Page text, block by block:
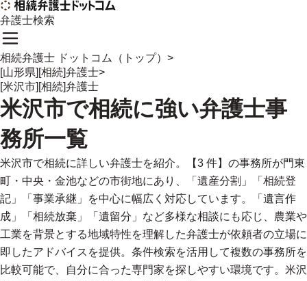
弁護士検索
相続弁護士 ドットコム（トップ） >
[山形県][相続]弁護士>
[米沢市][相続]弁護士
米沢市で相続に強い弁護士事
務所一覧
米沢市で相続に詳しい弁護士を紹介。【3 件】の事務所が門東
町・中央・金池などの市街地にあり、「遺産分割」「相続登
記」「事業承継」を中心に幅広く対応しています。「遺言作
成」「相続放棄」「遺留分」など多様な相談にも応じ、農業や
工業を背景とする地域特性を理解した弁護士が依頼者の立場に
即したアドバイスを提供。条件検索を活用して複数の事務所を
比較可能で、自分に合った専門家を探しやすい環境です。米沢